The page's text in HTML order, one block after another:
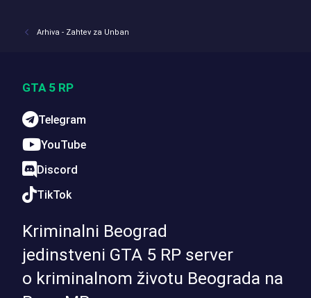
Arhiva - Zahtev za Unban
Kriminalni Beograd
jedinstveni GTA 5 RP server
o kriminalnom životu Beograda na
GTA 5 RP
Telegram
YouTube
Discord
TikTok